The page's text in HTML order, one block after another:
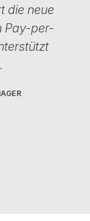
die neue
Pay-per-